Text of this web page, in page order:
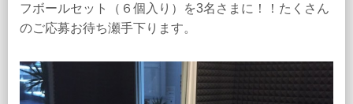
フボールセット（６個入り）を3名さまに！！たくさん
のご応募お待ち瀬手下ります。